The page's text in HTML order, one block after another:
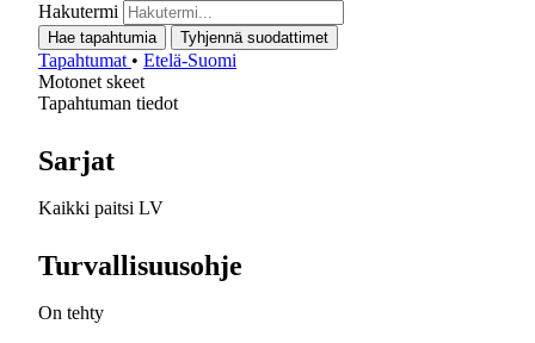
Hakutermi
Hae tapahtumia Tyhjennä suodattimet
Tapahtumat • Etelä-Suomi
Motonet skeet
Tapahtuman tiedot
Sarjat
Kaikki paitsi LV
Turvallisuusohje
On tehty